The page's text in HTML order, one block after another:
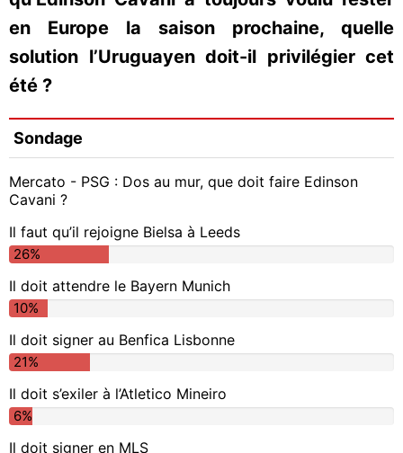
en Europe la saison prochaine, quelle
solution l’Uruguayen doit-il privilégier cet
été ?
Sondage
Mercato - PSG : Dos au mur, que doit faire Edinson
Cavani ?
Il faut qu’il rejoigne Bielsa à Leeds
26%
Il doit attendre le Bayern Munich
10%
Il doit signer au Benfica Lisbonne
21%
Il doit s’exiler à l’Atletico Mineiro
6%
Il doit signer en MLS